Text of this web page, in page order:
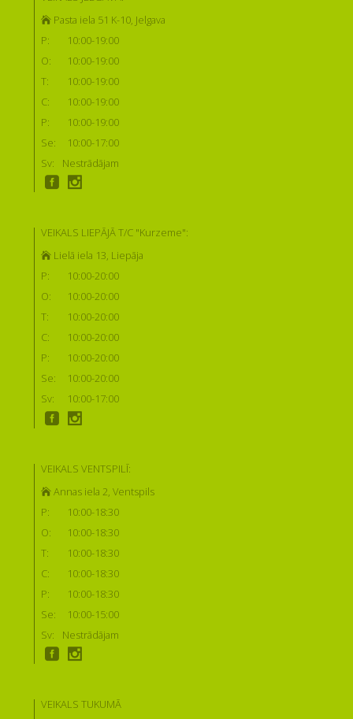
Pasta iela 51 K-10, Jelgava
P:
10:00-19:00
O:
10:00-19:00
T:
10:00-19:00
C:
10:00-19:00
P:
10:00-19:00
Se:
10:00-17:00
Sv:
Nestrādājam
VEIKALS LIEPĀJĀ T/C "Kurzeme":
Lielā iela 13, Liepāja
P:
10:00-20:00
O:
10:00-20:00
T:
10:00-20:00
C:
10:00-20:00
P:
10:00-20:00
Se:
10:00-20:00
Sv:
10:00-17:00
VEIKALS VENTSPILĪ:
Annas iela 2, Ventspils
P:
10:00-18:30
O:
10:00-18:30
T:
10:00-18:30
C:
10:00-18:30
P:
10:00-18:30
Se:
10:00-15:00
Sv:
Nestrādājam
VEIKALS TUKUMĀ